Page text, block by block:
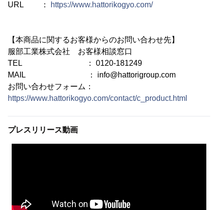
URL ：
https://www.hattorikogyo.com/
【本商品に関するお客様からのお問い合わせ先】
服部工業株式会社 お客様相談窓口
TEL ： 0120-181249
MAIL ： info@hattorigroup.com
お問い合わせフォーム：
https://www.hattorikogyo.com/contact/c_product.html
プレスリリース動画